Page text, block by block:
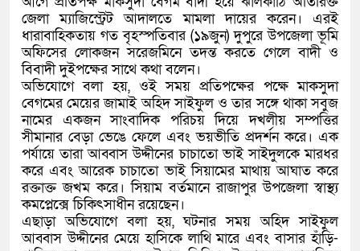
জেলা ম্যাজিস্ট্রেট আদালতে মামলা দায়ের করেন। এরই
ধারাবাহিকতায় গত বৃহস্পতিবার (১৯জুন) দুপুরে উপজেলা ভূমি
অফিসের লোকজন সরেজমিনে তদন্ত করতে গেলে বাদী ও
বিবাদী দুইপক্ষের সাথে কথা বলেন।
অভিযোগে বলা হয়, ওই সময় প্রতিপক্ষের পক্ষে মাকসুদা
বেগমের মেয়ের জামাই অহিদ সাইফুল ও তার সঙ্গে থাকা সবুজ
নামের একজন সাংবাদিক পরিচয় দিয়ে দখলীয় সম্পত্তির
সীমানার বেড়া ভেঙে ফেলে এবং ভয়ভীতি প্রদর্শন করে। এক
পর্যায়ে তারা আব্বাস উদ্দীনের চাচাতো ভাই সাইদুলকে মারধর
করে এবং আরেক চাচাতো ভাই সিয়ামের মাথায় আঘাত করে
রক্তাক্ত জখম করে। সিয়াম বর্তমানে রাজাপুর উপজেলা স্বাস্থ্য
কমপ্লেক্সে চিকিৎসাধীন রয়েছেন।
এছাড়া অভিযোগে বলা হয়, ঘটনার সময় অহিদ সাইফুল
আব্বাস উদ্দীনের মেয়ে হাসিকে লাথি মারে এবং বাসার হাঁড়ি-